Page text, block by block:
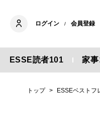
ログイン / 会員登録
ESSE読者101 家事
トップ ESSEベストフ